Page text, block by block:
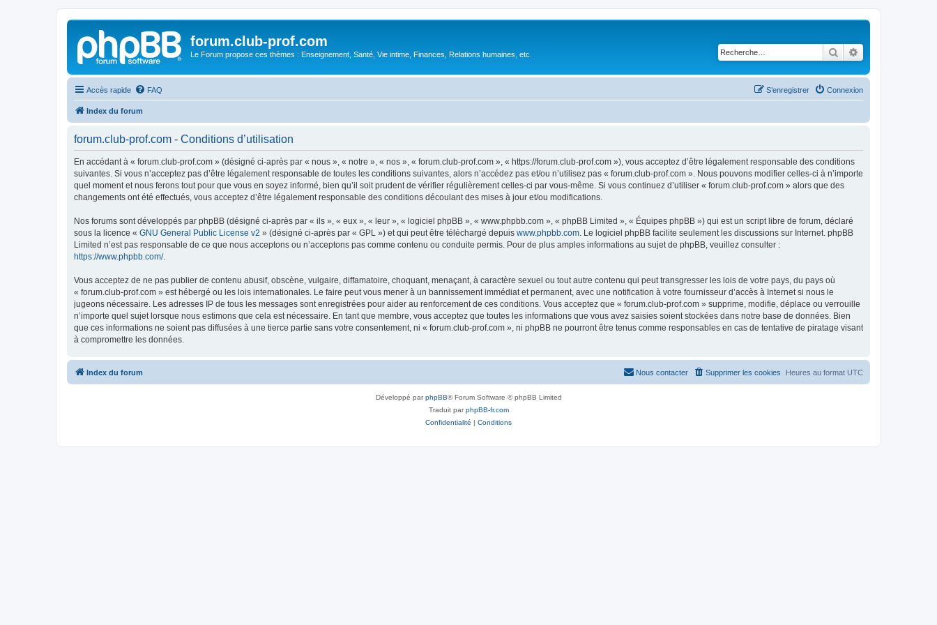
forum.club-prof.com
Le Forum propose ces thèmes : Enseignement, Santé, Vie intime, Finances, Relations humaines, etc. Rechercher
Accès rapide FAQ Connexion
S’enregistrer
Index du forum
forum.club-prof.com - Conditions d’utilisation
En accédant à « forum.club-prof.com » (désigné ci-après par « nous », « notre », « nos », « forum.club-prof.com », « https://forum.club-prof.com »), vous acceptez d’être légalement responsable des conditions
suivantes. Si vous n’acceptez pas d’être légalement responsable de toutes les conditions suivantes, alors n’accédez pas et/ou n’utilisez pas « forum.club-prof.com ». Nous pouvons modifier celles-ci à n’importe
quel moment et nous ferons tout pour que vous en soyez informé, bien qu’il soit prudent de vérifier régulièrement celles-ci par vous-même. Si vous continuez d’utiliser « forum.club-prof.com » alors que des
changements ont été effectués, vous acceptez d’être légalement responsable des conditions découlant des mises à jour et/ou modifications.
Nos forums sont développés par phpBB (désigné ci-après par « ils », « eux », « leur », « logiciel phpBB », « www.phpbb.com », « phpBB Limited », « Équipes phpBB ») qui est un script libre de forum, déclaré
sous la licence « GNU General Public License v2 » (désigné ci-après par « GPL ») et qui peut être téléchargé depuis www.phpbb.com . Le logiciel phpBB facilite seulement les discussions sur Internet. phpBB
Limited n’est pas responsable de ce que nous acceptons ou n’acceptons pas comme contenu ou conduite permis. Pour de plus amples informations au sujet de phpBB, veuillez consulter :
https://www.phpbb.com/.
Vous acceptez de ne pas publier de contenu abusif, obscène, vulgaire, diffamatoire, choquant, menaçant, à caractère sexuel ou tout autre contenu qui peut transgresser les lois de votre pays, du pays où
« forum.club-prof.com » est hébergé ou les lois internationales. Le faire peut vous mener à un bannissement immédiat et permanent, avec une notification à votre fournisseur d’accès à Internet si nous le
jugeons nécessaire. Les adresses IP de tous les messages sont enregistrées pour aider au renforcement de ces conditions. Vous acceptez que « forum.club-prof.com » supprime, modifie, déplace ou verrouille
n’importe quel sujet lorsque nous estimons que cela est nécessaire. En tant que membre, vous acceptez que toutes les informations que vous avez saisies soient stockées dans notre base de données. Bien
que ces informations ne soient pas diffusées à une tierce partie sans votre consentement, ni « forum.club-prof.com », ni phpBB ne pourront être tenus comme responsables en cas de tentative de piratage visant
à compromettre les données.
Index du forum Heures au format UTC
Supprimer les cookies
Nous contacter
Développé parphpBB® Forum Software © phpBB Limited
Traduit parphpBB-fr.com
Confidentialité | Conditions